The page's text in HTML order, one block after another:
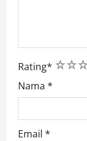
Rating* 3
2
1
Nama *
Email *